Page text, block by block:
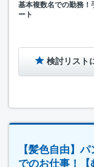
基本複数名での勤務！
ート
検討リスト
【髪色自由】
でのお仕事！【